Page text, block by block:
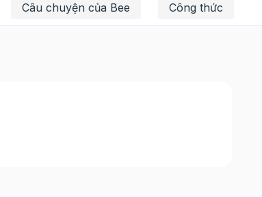
Câu chuyện của Bee Công thức